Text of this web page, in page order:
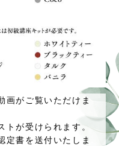
画がご覧いただけま
トが受けられます。
定書を送付いたしま